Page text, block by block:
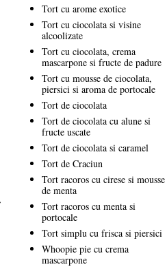
Tort cu arome exotice
Tort cu ciocolata si visine
alcoolizate
Tort cu ciocolata, crema
mascarpone si fructe de padure
Tort cu mousse de ciocolata,
piersici si aroma de portocale
Tort de ciocolata
Tort de ciocolata cu alune si
fructe uscate
Tort de ciocolata si caramel
Tort de Craciun
Tort racoros cu cirese si mousse
de menta
Tort racoros cu menta si
portocale
Tort simplu cu frisca si piersici
Whoopie pie cu crema
mascarpone